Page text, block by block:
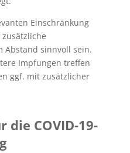
Einschränkung
Abstand sinnvoll sein.
Impfungen treffen
ggf. mit zusätzlicher
COVID-19-